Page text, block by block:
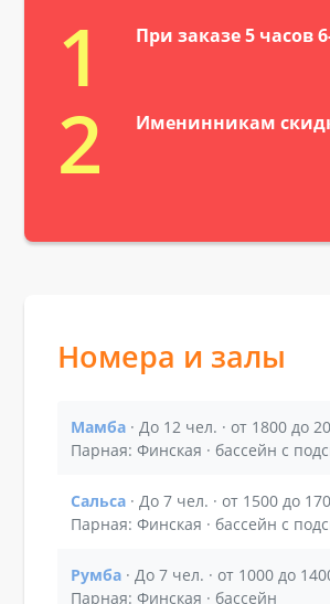
1 При заказе 5 часов
2 Именинникам
Номера и залы
Мамба · До 12 чел. · от 1800 до
Парная: Финская · бассейн с
Показать подробности зала
Сальса · До 7 чел. · от 1500 до
Парная: Финская · бассейн с
Показать подробности зала
Румба · До 7 чел. · от 1000 до
Парная: Финская · бассейн
Показать подробности зала